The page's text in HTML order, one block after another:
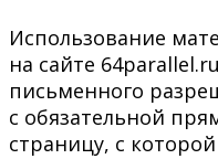
Использование
на сайте
письменного
с обязательной
страницу, с